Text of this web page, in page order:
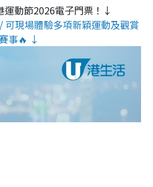
運動節2026電子門票！↓
現場體驗多項新穎運動及觀賞
事🔥 ↓